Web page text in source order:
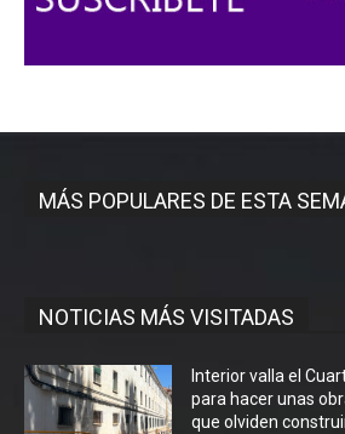
MÁS POPULARES DE ESTA
NOTICIAS MÁS VISITADAS
Interior valla el
para hacer unas
que olviden